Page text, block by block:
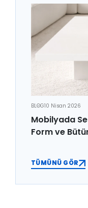
BLOG10 Nisan 2026
Mobilyada
Form ve
TÜMÜNÜ GÖR